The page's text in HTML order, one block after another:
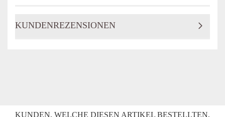
KUNDENREZENSIONEN
KUNDEN, WELCHE DIESEN ARTIKEL BESTELLTEN,